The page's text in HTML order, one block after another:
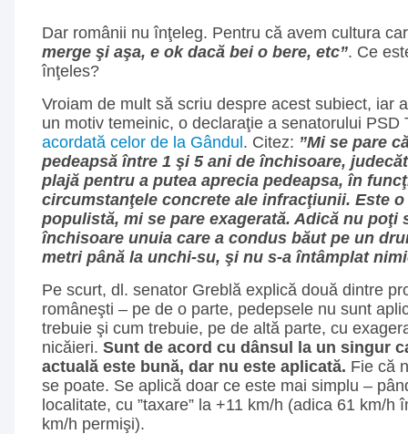
Dar românii nu înţeleg. Pentru că avem cultura
merge şi aşa, e ok dacă bei o bere, etc”. Ce
înţeles?
Vroiam de mult să scriu despre acest subiect, iar
un motiv temeinic, o declaraţie a senatorului PSD
acordată celor de la Gândul . Citez: ”Mi se pare
pedeapsă între 1 şi 5 ani de închisoare,
plajă pentru a putea aprecia pedeapsa, în
circumstanţele concrete ale infracţiunii. Este
populistă, mi se pare exagerată. Adică nu poţi
închisoare unuia care a condus băut pe un
metri până la unchi-su, şi nu s-a întâmplat
Pe scurt, dl. senator Greblă explică două dintre
româneşti – pe de o parte, pedepsele nu sunt
trebuie şi cum trebuie, pe de altă parte, cu
nicăieri. Sunt de acord cu dânsul la un singur
actuală este bună, dar nu este aplicată. Fie că
se poate. Se aplică doar ce este mai simplu –
localitate, cu ”taxare” la +11 km/h (adica 61 km/h
km/h permişi).